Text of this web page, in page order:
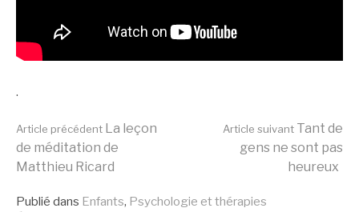
.
Lire
la
Article précédent La leçon
de méditation de
Matthieu Ricard
Article suivant Tant de
gens ne sont pas
heureux
Publié dans Enfants, Psychologie et thérapies